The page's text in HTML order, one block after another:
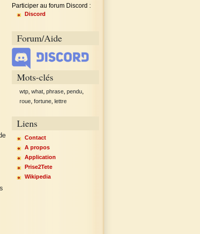
Participer au forum Discord :
Discord
Forum/Aide
Mots-clés
wtp what phrase pendu
roue fortune lettre
Liens
Contact
A propos
Application
Prise2Tete
Wikipedia